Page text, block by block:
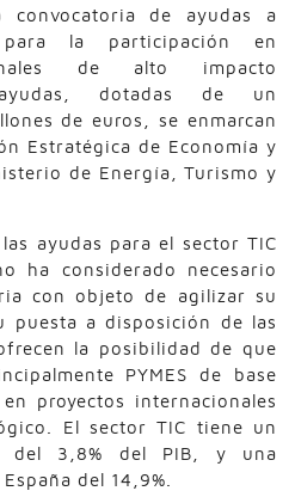
convocatoria de ayudas a
para la participación en
de alto impacto
dotadas de un
de euros, se enmarcan
Estratégica de Economía y
de Energía, Turismo y
ayudas para el sector TIC
ha considerado necesario
con objeto de agilizar su
puesta a disposición de las
la posibilidad de que
PYMES de base
proyectos internacionales
El sector TIC tiene un
del 3,8% del PIB, y una
del 14,9%.